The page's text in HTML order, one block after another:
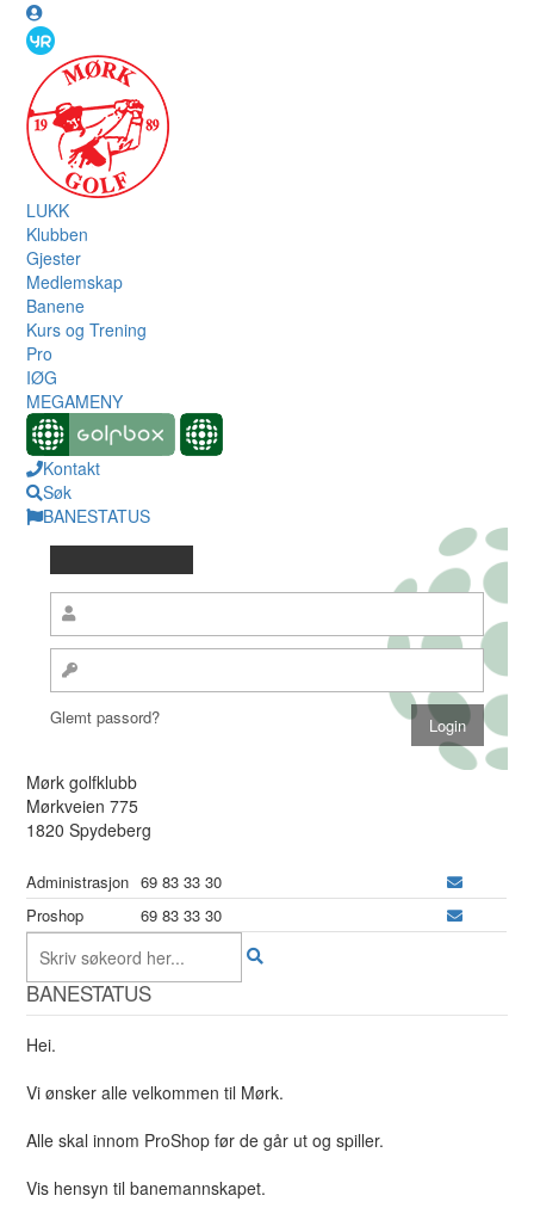
LUKK
Klubben
Gjester
Medlemskap
Banene
Kurs og Trening
Pro
IØG
MEGAMENY
Kontakt
Søk
BANESTATUS
Glemt passord?
Mørk golfklubb
Mørkveien 775
1820 Spydeberg
Administrasjon 69 83 33 30
Proshop
69 83 33 30
BANESTATUS
Hei.
Vi ønsker alle velkommen til Mørk.
Alle skal innom ProShop før de går ut og spiller.
Vis hensyn til banemannskapet.